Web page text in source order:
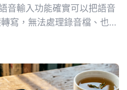
音輸入功能確實可以把語音
寫，無法處理錄音檔、也沒
更適合會議、學習和內容整